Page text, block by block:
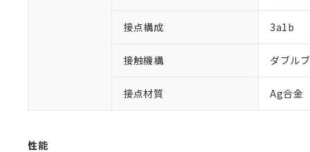
接点構成 3a1b
接触機構 ダブル
接点材質 Ag合金
性能
ご利用条件
以下の条件をお
対応済み：
対応予定なし：
調査・確認中：
非該当品：ライ
仕入先様の事情
があります。
「○」：最大均質
「×」：最大均質